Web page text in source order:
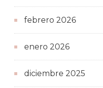
febrero 2026
enero 2026
diciembre 2025